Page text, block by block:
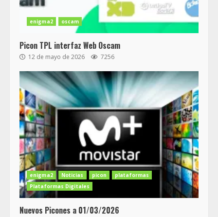
enigma2 oscam
Picon TPL interfaz Web Oscam
12 de mayo de 2026 7256
enigma2 Noticias picon
plataformas
Plataformas Digitales
Nuevos Picones a 01/03/2026